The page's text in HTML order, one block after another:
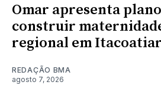
Omar apresenta
construir
regional em
REDAÇÃO BMA
agosto 7, 2026